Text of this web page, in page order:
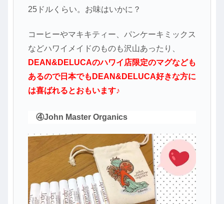
25ドルくらい。お味はいかに？
コーヒーやマキキティー、パンケーキミックス
などハワイメイドのものも沢山あったり、
DEAN&DELUCAのハワイ店限定のマグなども
あるので日本でもDEAN&DELUCA好きな方に
は喜ばれるとおもいます♪
④John Master Organics